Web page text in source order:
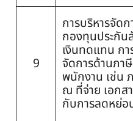
9
การบริหารจัดก
กองทุนประกั
เงินทดแทน กา
จัดการด้านภา
พนักงาน เช่น
ณ ที่จ่าย เอกส
กับการลดหย่อ